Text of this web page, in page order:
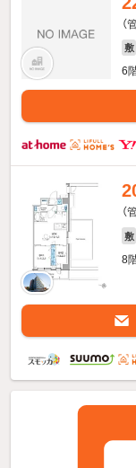
（
敷
6
（
敷
8